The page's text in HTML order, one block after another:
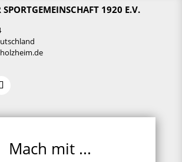
SPORTGEMEINSCHAFT 1920 E.V.
Mach mit ...